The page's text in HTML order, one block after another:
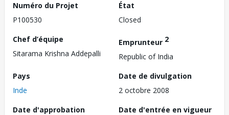
Numéro du Projet
P100530
État
Closed
Chef d’équipe
Sitarama Krishna Addepalli
Emprunteur 2
Republic of India
Pays
Inde
Date de divulgation
2 octobre 2008
Date d'approbation
Date d'entrée en vigueur